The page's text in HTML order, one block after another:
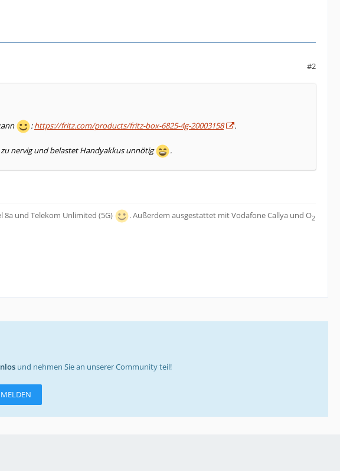
#2
:https://fritz.com/products/fritz-box-6825-4g-20003158 .
nervig und belastet Handyakkus unnötig .
8a und Telekom Unlimited (5G) . Außerdem ausgestattet mit Vodafone Callya und O2
und nehmen Sie an unserer Community teil!